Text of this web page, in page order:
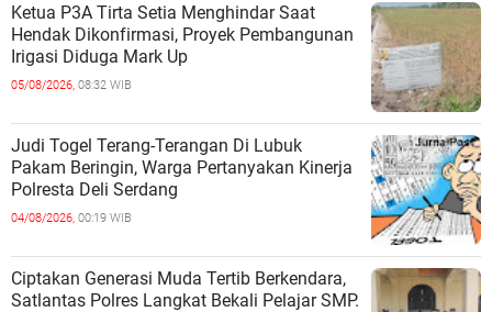
Ketua P3A Tirta Setia Menghindar Saat
Hendak Dikonfirmasi, Proyek Pembangunan
Irigasi Diduga Mark Up
05/08/2026, 08:32 WIB
Judi Togel Terang-Terangan Di Lubuk
Pakam Beringin, Warga Pertanyakan Kinerja
Polresta Deli Serdang
04/08/2026, 00:19 WIB
Ciptakan Generasi Muda Tertib Berkendara,
Satlantas Polres Langkat Bekali Pelajar SMP.